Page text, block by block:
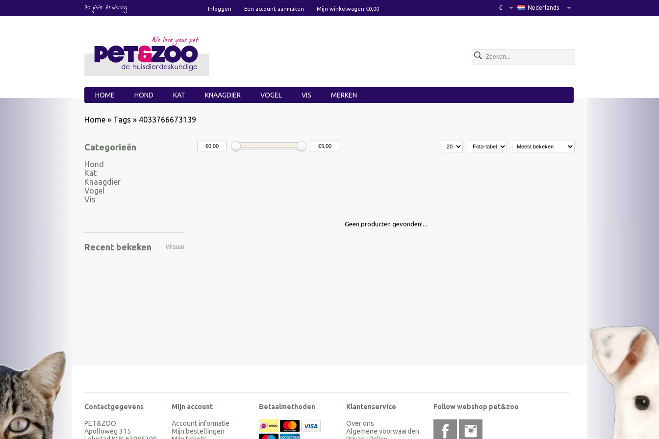
30 jaar ervaring Inloggen Een account aanmaken Mijn winkelwagen €0,00 Nederlands
€
HOME HOND KAT KNAAGDIER VOGEL VIS MERKEN
Home » Tags » 4033766673139
Categorieën
Hond
Kat
Knaagdier
Vogel
Vis
Recent bekeken Wissen
Geen producten gevonden!...
Contactgegevens
PET&ZOO
Apolloweg 315
Mijn account
Account informatie
Mijn bestellingen
Betaalmethoden Klantenservice
Over ons
Algemene voorwaarden
Follow webshop pet&zoo